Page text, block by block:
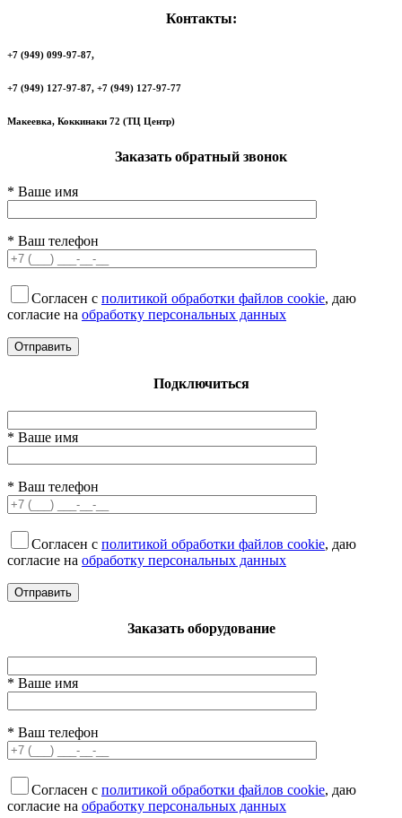
Контакты:
+7 (949) 099-97-87,
+7 (949) 127-97-87, +7 (949) 127-97-77
Макеевка, Коккинаки 72 (ТЦ Центр)
Заказать обратный звонок
* Ваше имя
* Ваш телефон
Согласен с политикой обработки файлов cookie, даю
согласие на обработку персональных данных
Подключиться
* Ваше имя
* Ваш телефон
Согласен с политикой обработки файлов cookie, даю
согласие на обработку персональных данных
Заказать оборудование
* Ваше имя
* Ваш телефон
Согласен с политикой обработки файлов cookie, даю
согласие на обработку персональных данных